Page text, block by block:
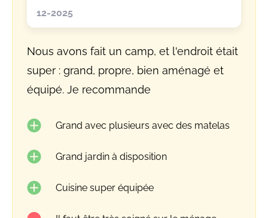
12-2025
Nous avons fait un camp, et l'endroit était
super : grand, propre, bien aménagé et
équipé. Je recommande
Grand avec plusieurs avec des matelas
Grand jardin à disposition
Cuisine super équipée